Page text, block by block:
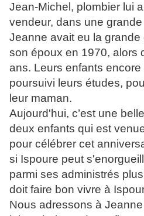
Jean-Michel, plombier lui
vendeur, dans une
Jeanne avait eu la grande
son époux en 1970, alors
ans. Leurs enfants
poursuivi leurs études,
leur maman.
Aujourd'hui, c’est une
deux enfants qui est
pour célébrer cet
si Ispoure peut
parmi ses administrés
doit faire bon vivre à
Nous adressons à